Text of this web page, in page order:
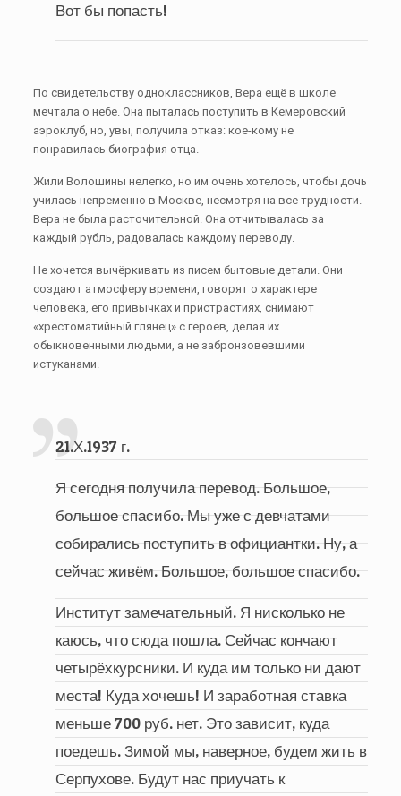
Вот бы попасть!
По свидетельству одноклассников, Вера ещё в школе
мечтала о небе. Она пыталась поступить в Кемеровский
аэроклуб, но, увы, получила отказ: кое-кому не
понравилась биография отца.
Жили Волошины нелегко, но им очень хотелось, чтобы дочь
училась непременно в Москве, несмотря на все трудности.
Вера не была расточительной. Она отчитывалась за
каждый рубль, радовалась каждому переводу.
Не хочется вычёркивать из писем бытовые детали. Они
создают атмосферу времени, говорят о характере
человека, его привычках и пристрастиях, снимают
«хрестоматийный глянец» с героев, делая их
обыкновенными людьми, а не забронзовевшими
истуканами.
21.Х.1937 г.
Я сегодня получила перевод. Большое,
большое спасибо. Мы уже с девчатами
собирались поступить в официантки. Ну, а
сейчас живём. Большое, большое спасибо.
Институт замечательный. Я нисколько не
каюсь, что сюда пошла. Сейчас кончают
четырёхкурсники. И куда им только ни дают
места! Куда хочешь! И заработная ставка
меньше 700 руб. нет. Это зависит, куда
поедешь. Зимой мы, наверное, будем жить в
Серпухове. Будут нас приучать к